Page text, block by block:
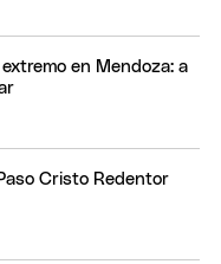
en Mendoza: a
Cristo Redentor